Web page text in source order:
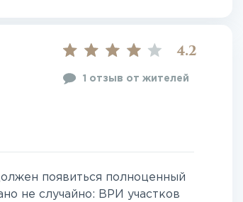
4.2
1 отзыв от жителей
появиться полноценный
не случайно: ВРИ участков